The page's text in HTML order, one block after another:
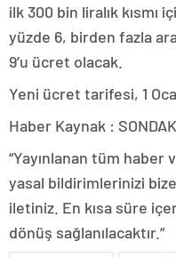
ilk 300 bin liralık kısmı
yüzde 6, birden fazla
9’u ücret olacak.
Yeni ücret tarifesi, 1
Haber Kaynak :
“Yayınlanan tüm
yasal bildirimlerinizi
iletiniz. En kısa süre
dönüş sağlanılacaktır.”